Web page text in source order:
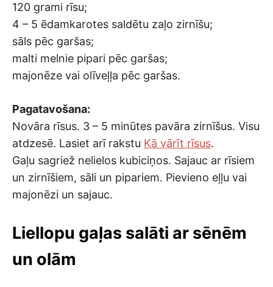
120 grami rīsu;
4 – 5 ēdamkarotes saldētu zaļo zirnīšu;
sāls pēc garšas;
malti melnie pipari pēc garšas;
majonēze vai olīveļļa pēc garšas.
Pagatavošana:
Novāra rīsus. 3 – 5 minūtes pavāra zirnīšus. Visu
atdzesē. Lasiet arī rakstu Kā vārīt rīsus.
Gaļu sagriež nelielos kubiciņos. Sajauc ar rīsiem
un zirnīšiem, sāli un pipariem. Pievieno eļļu vai
majonēzi un sajauc.
Liellopu gaļas salāti ar sēnēm
un olām